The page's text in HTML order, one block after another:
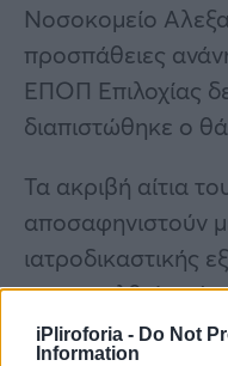
iPliroforia - Do Not
Information
Νοσοκομείο
προσπάθειες
ΕΠΟΠ Επιλοχίας
διαπιστώθηκε ο
Τα ακριβή αίτια
αποσαφηνιστούν
ιατροδικαστικής
παραγγελθεί από